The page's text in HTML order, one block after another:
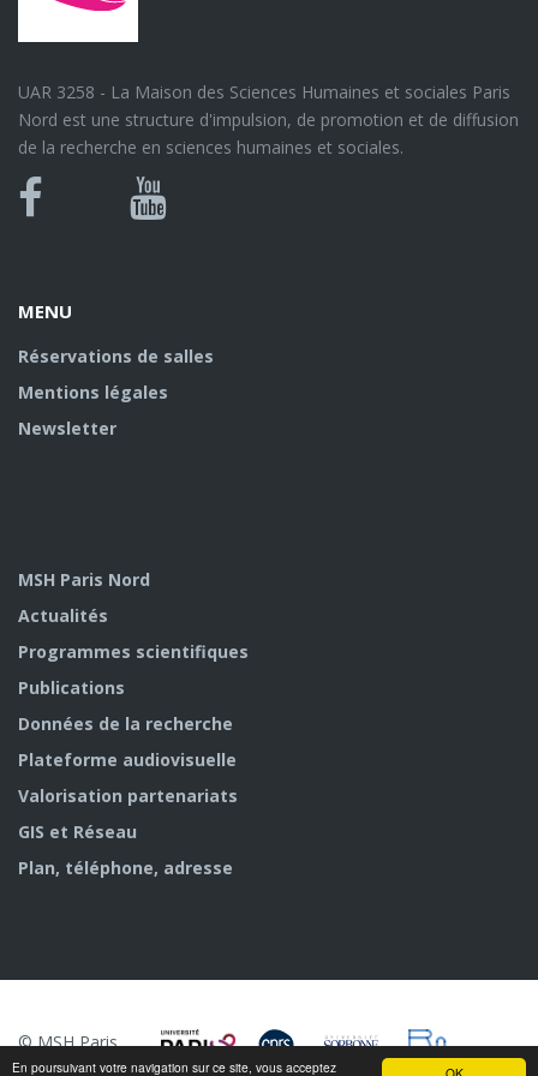
En poursuivant votre navigation sur ce site, vous acceptez
UAR 3258 - La Maison des Sciences Humaines et sociales Paris
Nord est une structure d'impulsion, de promotion et de diffusion
de la recherche en sciences humaines et sociales.
Bluesky
Canal
MENU
Réservations de salles
Mentions légales
Newsletter
MSH Paris Nord
Actualités
Programmes scientifiques
Publications
Données de la recherche
Plateforme audiovisuelle
Valorisation partenariats
GIS et Réseau
Plan, téléphone, adresse
© MSH Paris
Nord